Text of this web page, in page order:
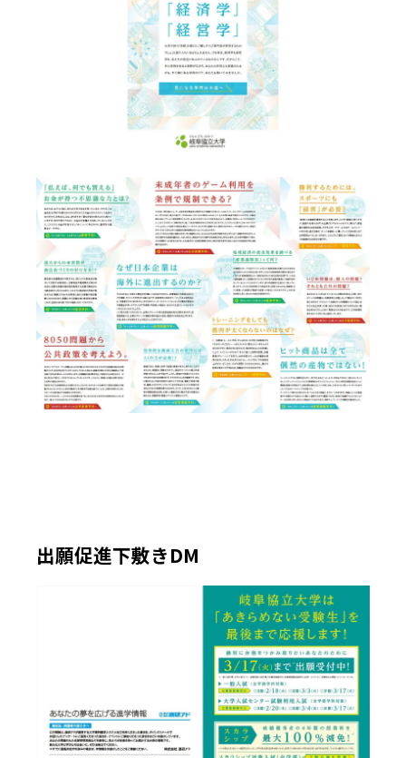
出願促進下敷きDM